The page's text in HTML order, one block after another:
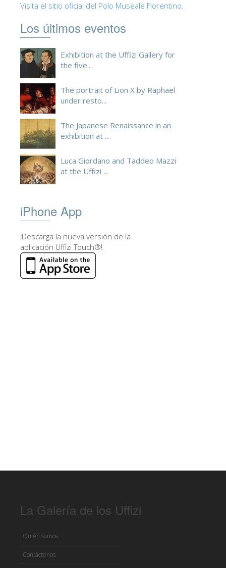
Visita el sitio oficial del Polo Museale Fiorentino.
Los últimos eventos
Exhibition at the Uffizi Gallery for
the five...
The portrait of Lion X by Raphael
under resto...
The Japanese Renaissance in an
exhibition at ...
Luca Giordano and Taddeo Mazzi
at the Uffizi ...
iPhone App
¡Descarga la nueva versión de la
aplicación Uffizi Touch®!
La Galería de los Uffizi
Quién somos
Contáctenos